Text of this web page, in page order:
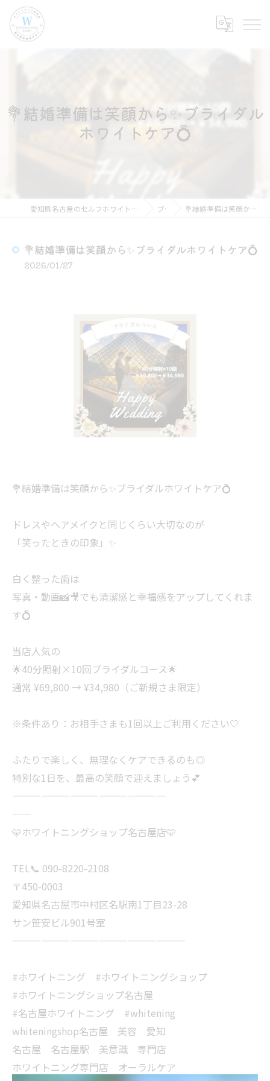
💐結婚準備は笑顔から✨ブライダル
ホワイトケア💍
愛知県名古屋のセルフホワイトニングならホワイトニングショップ名古屋店 ブログ 💐結婚準備は笑顔から✨ブライダルホワイトケア💍
💐結婚準備は笑顔から✨ブライダルホワイトケア💍
2026/01/27
💐結婚準備は笑顔から✨ブライダルホワイトケア💍
ドレスやヘアメイクと同じくらい大切なのが
「笑ったときの印象」✨
白く整った歯は
写真・動画📸🎥でも清潔感と幸福感をアップしてくれま
す💍
当店人気の
🌟40分照射×10回ブライダルコース🌟
通常 ¥69,800 → ¥34,980（ご新規さま限定）
※条件あり：お相手さまも1回以上ご利用ください🤍
ふたりで楽しく、無理なくケアできるのも◎
特別な1日を、最高の笑顔で迎えましょう💕
🩵ホワイトニングショップ名古屋店🩵
TEL📞 090-8220-2108
〒450-0003
愛知県名古屋市中村区名駅南1丁目23-28
サン笹安ビル901号室
#ホワイトニング #ホワイトニングショップ
#ホワイトニングショップ名古屋
#名古屋ホワイトニング #whitening
whiteningshop名古屋 美容 愛知
名古屋 名古屋駅 美意識 専門店
ホワイトニング専門店 オーラルケア